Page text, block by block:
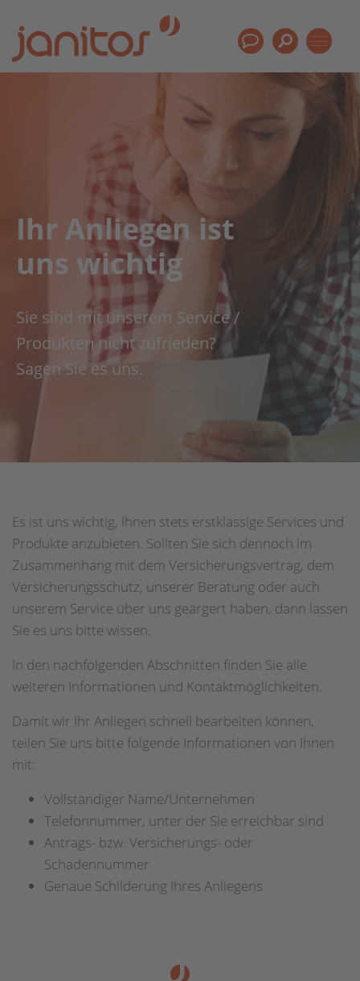
Ihr Anliegen ist
uns wichtig
Sie sind mit unserem Service /
Produkten nicht zufrieden?
Sagen Sie es uns.
Es ist uns wichtig, Ihnen stets erstklassige Services und
Produkte anzubieten. Sollten Sie sich dennoch im
Zusammenhang mit dem Versicherungsvertrag, dem
Versicherungsschutz, unserer Beratung oder auch
unserem Service über uns geärgert haben, dann lassen
Sie es uns bitte wissen.
In den nachfolgenden Abschnitten finden Sie alle
weiteren Informationen und Kontaktmöglichkeiten.
Damit wir Ihr Anliegen schnell bearbeiten können,
teilen Sie uns bitte folgende Informationen von Ihnen
mit:
Vollständiger Name/Unternehmen
Telefonnummer, unter der Sie erreichbar sind
Antrags- bzw. Versicherungs- oder
Schadennummer
Genaue Schilderung Ihres Anliegens